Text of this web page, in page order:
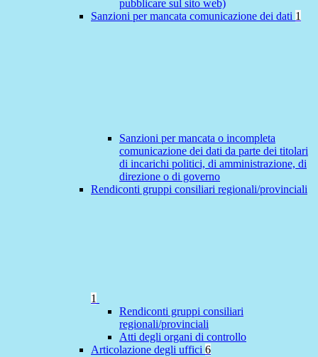
pubblicare sul sito web)
Sanzioni per mancata comunicazione dei dati 1
Sanzioni per mancata o incompleta
comunicazione dei dati da parte dei titolari
di incarichi politici, di amministrazione, di
direzione o di governo
Rendiconti gruppi consiliari regionali/provinciali
1
Rendiconti gruppi consiliari
regionali/provinciali
Atti degli organi di controllo
Articolazione degli uffici 6